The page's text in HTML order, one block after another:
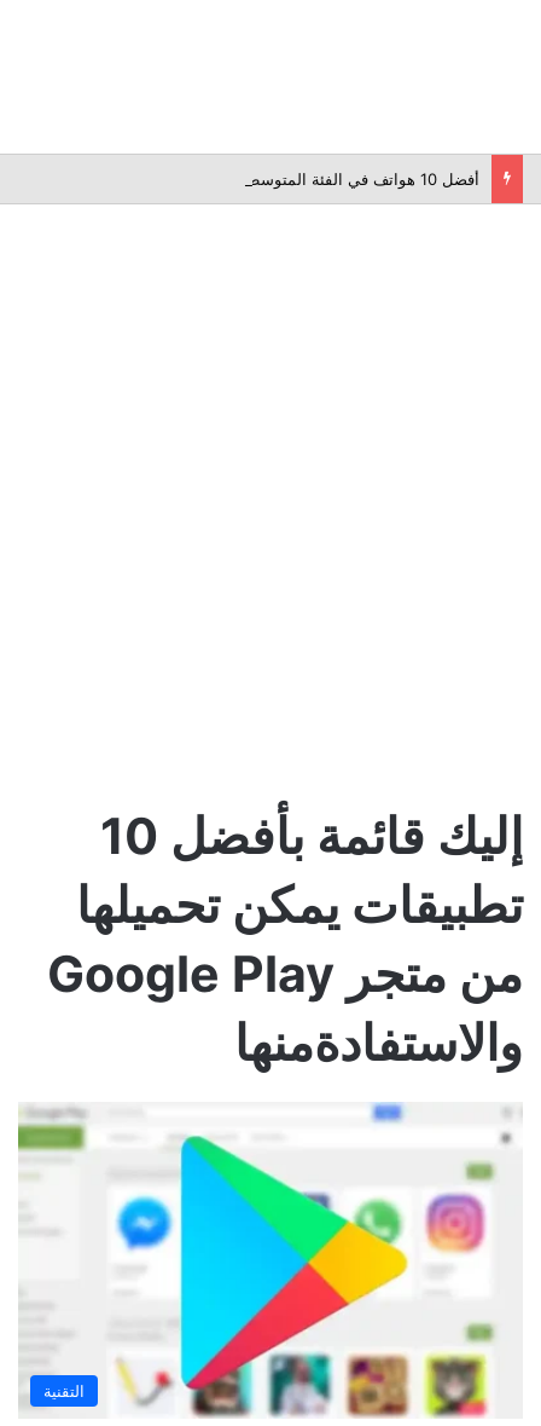
أفضل 10 هواتف في الفئة المتوسطة لعام 2026
إليك قائمة بأفضل 10
تطبيقات يمكن تحميلها
من متجر Google Play
والاستفادةمنها
التقنية